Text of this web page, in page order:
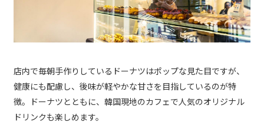
店内で毎朝手作りしているドーナツはポップな見た目ですが、
健康にも配慮し、後味が軽やかな甘さを目指しているのが特
徴。ドーナツとともに、韓国現地のカフェで人気のオリジナル
ドリンクも楽しめます。